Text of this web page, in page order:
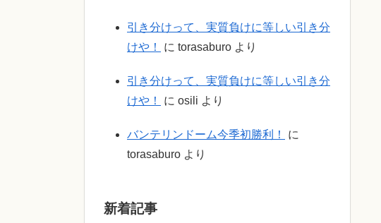
引き分けって、実質負けに等しい引き分
けや！
に torasaburo より
引き分けって、実質負けに等しい引き分
けや！
に osili より
バンテリンドーム今季初勝利！
に
torasaburo より
新着記事